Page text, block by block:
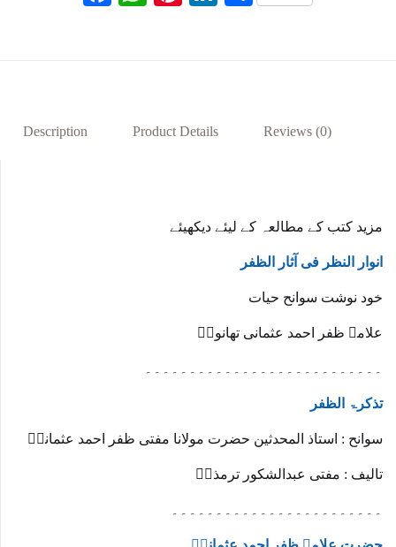
p
Description Product Details Reviews (0)
مزید کتب کے مطالعہ کے لیئے دیکھیئے
انوار النظر فی آثار الظفر
خود نوشت سوانح حیات
علامہ ظفر احمد عثمانی تھانویؒ
تذکرۃ الظفر
سوانح : استاذ المحدثین حضرت مولانا مفتی ظفر احمد عثمانیؒ
تالیف : مفتی عبدالشکور ترمذیؒ